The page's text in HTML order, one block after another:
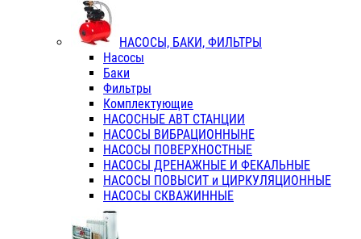
НАСОСЫ, БАКИ, ФИЛЬТРЫ
Насосы
Баки
Фильтры
Комплектующие
НАСОСНЫЕ АВТ СТАНЦИИ
НАСОСЫ ВИБРАЦИОННЫНЕ
НАСОСЫ ПОВЕРХНОСТНЫЕ
НАСОСЫ ДРЕНАЖНЫЕ И ФЕКАЛЬНЫЕ
НАСОСЫ ПОВЫСИТ и ЦИРКУЛЯЦИОННЫЕ
НАСОСЫ СКВАЖИННЫЕ